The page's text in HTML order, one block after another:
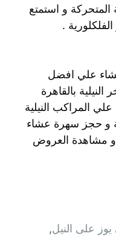
المتحركة و استمتع
.
علي افضل
بالقاهرة
المراكب النيلية
و حجز سهرة عشاء
و مشاهدة العروض
يوز على النيل,